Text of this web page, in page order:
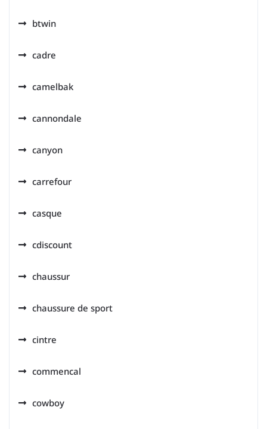
btwin
cadre
camelbak
cannondale
canyon
carrefour
casque
cdiscount
chaussur
chaussure de sport
cintre
commencal
cowboy